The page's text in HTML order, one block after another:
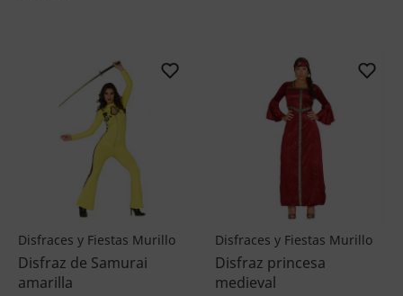
Disfraces y Fiestas Murillo
Disfraz de Samurai
amarilla
Disfraces y Fiestas Murillo
Disfraz princesa
medieval